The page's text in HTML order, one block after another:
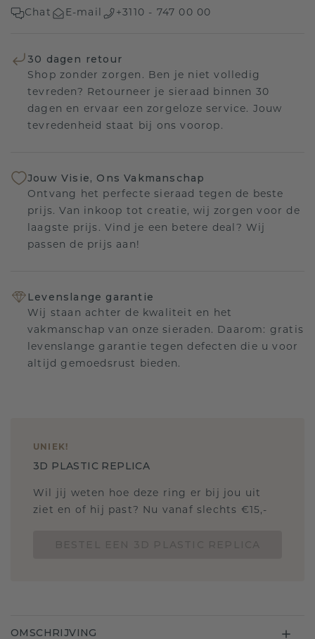
Chat E-mail +3110 - 747 00 00
30 dagen retour
Shop zonder zorgen. Ben je niet volledig
tevreden? Retourneer je sieraad binnen 30
dagen en ervaar een zorgeloze service. Jouw
tevredenheid staat bij ons voorop.
Jouw Visie, Ons Vakmanschap
Ontvang het perfecte sieraad tegen de beste
prijs. Van inkoop tot creatie, wij zorgen voor de
laagste prijs. Vind je een betere deal? Wij
passen de prijs aan!
Levenslange garantie
Wij staan achter de kwaliteit en het
vakmanschap van onze sieraden. Daarom: gratis
levenslange garantie tegen defecten die u voor
altijd gemoedsrust bieden.
UNIEK!
3D PLASTIC REPLICA
Wil jij weten hoe deze ring er bij jou uit
ziet en of hij past? Nu vanaf slechts €15,-
OMSCHRIJVING